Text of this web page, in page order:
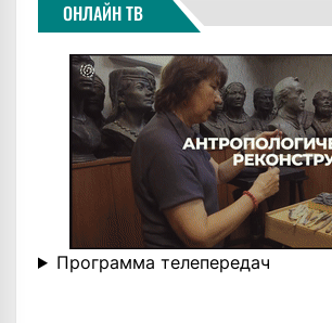
ОНЛАЙН ТВ
Программа телепередач